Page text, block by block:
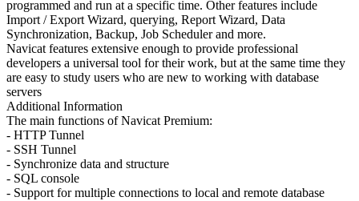
programmed and run at a specific time. Other features include
Import / Export Wizard, querying, Report Wizard, Data
Synchronization, Backup, Job Scheduler and more.
Navicat features extensive enough to provide professional
developers a universal tool for their work, but at the same time they
are easy to study users who are new to working with database
servers
Additional Information
The main functions of Navicat Premium:
- HTTP Tunnel
- SSH Tunnel
- Synchronize data and structure
- SQL console
- Support for multiple connections to local and remote database